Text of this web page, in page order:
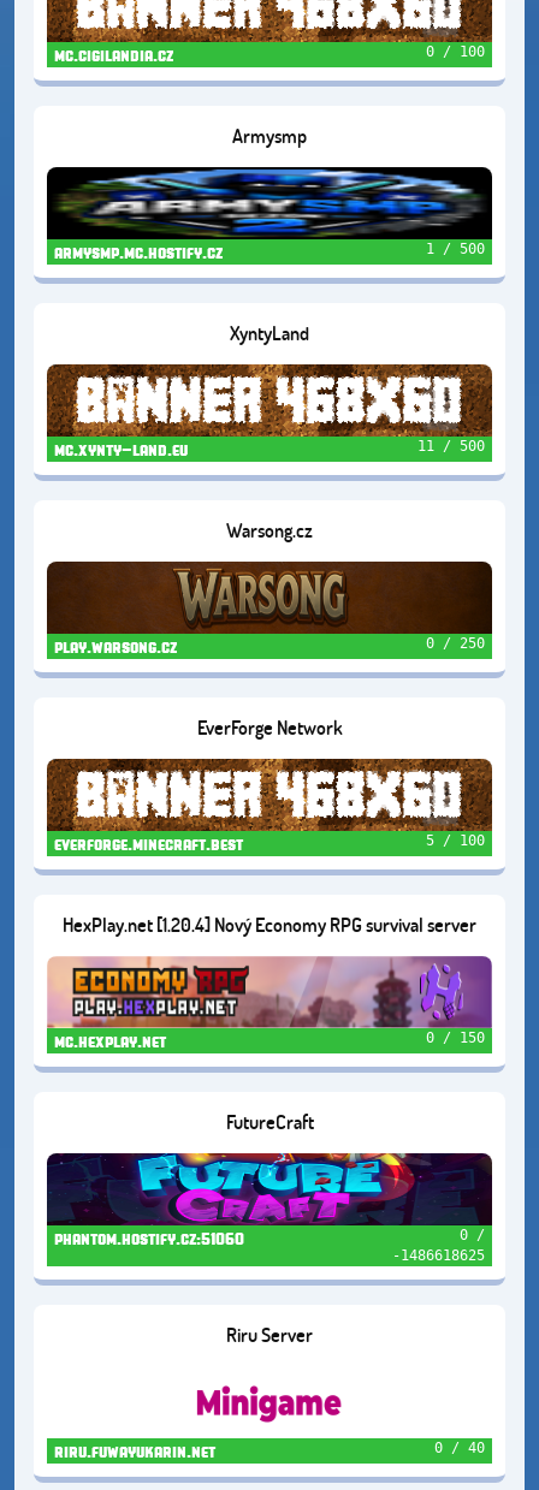
mc.cigilandia.cz 0 / 100
Armysmp
armysmp.mc.hostify.cz 1 / 500
XyntyLand
mc.xynty-land.eu 11 / 500
Warsong.cz
play.warsong.cz 0 / 250
EverForge Network
everforge.minecraft.best 5 / 100
HexPlay.net [1.20.4] Nový Economy RPG survival server
mc.hexplay.net 0 / 150
FutureCraft
phantom.hostify.cz:51060
0 /
-1486618625
Riru Server
riru.fuwayukarin.net 0 / 40